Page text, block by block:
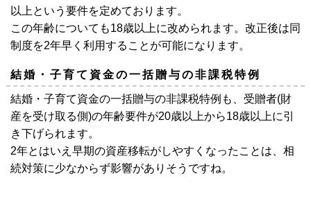
以上という要件を定めております。
この年齢についても18歳以上に改められます。改正後は同
制度を2年早く利用することが可能になります。
結婚・子育て資金の一括贈与の非課税特例
結婚・子育て資金の一括贈与の非課税特例も、受贈者(財
産を受け取る側)の年齢要件が20歳以上から18歳以上に引
き下げられます。
2年とはいえ早期の資産移転がしやすくなったことは、相
続対策に少なからず影響がありそうですね。